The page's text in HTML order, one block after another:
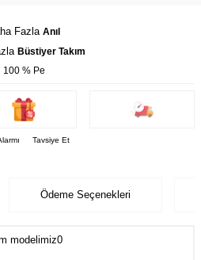
Fazla Anıl
Büstiyer Takım
100 % Pe
Tavsiye Et
Ödeme Seçenekleri
modelimiz0